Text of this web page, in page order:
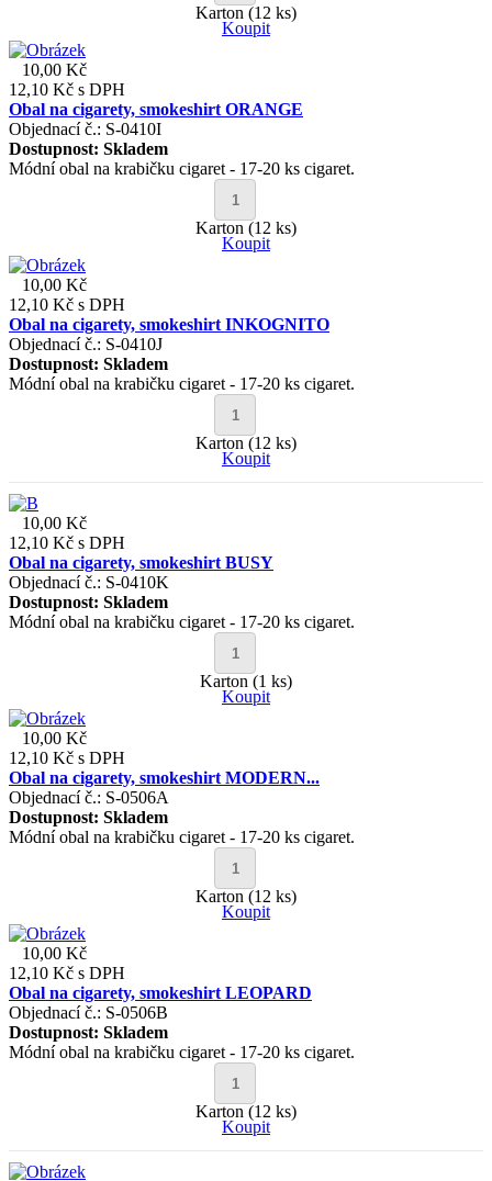
Karton (12 ks)
Koupit
10,00 Kč
12,10 Kč s DPH
Obal na cigarety, smokeshirt ORANGE
Objednací č.: S-0410I
Dostupnost: Skladem
Módní obal na krabičku cigaret - 17-20 ks cigaret.
Karton (12 ks)
Koupit
10,00 Kč
12,10 Kč s DPH
Obal na cigarety, smokeshirt INKOGNITO
Objednací č.: S-0410J
Dostupnost: Skladem
Módní obal na krabičku cigaret - 17-20 ks cigaret.
Karton (12 ks)
Koupit
10,00 Kč
12,10 Kč s DPH
Obal na cigarety, smokeshirt BUSY
Objednací č.: S-0410K
Dostupnost: Skladem
Módní obal na krabičku cigaret - 17-20 ks cigaret.
Karton (1 ks)
Koupit
10,00 Kč
12,10 Kč s DPH
Obal na cigarety, smokeshirt MODERN...
Objednací č.: S-0506A
Dostupnost: Skladem
Módní obal na krabičku cigaret - 17-20 ks cigaret.
Karton (12 ks)
Koupit
10,00 Kč
12,10 Kč s DPH
Obal na cigarety, smokeshirt LEOPARD
Objednací č.: S-0506B
Dostupnost: Skladem
Módní obal na krabičku cigaret - 17-20 ks cigaret.
Karton (12 ks)
Koupit